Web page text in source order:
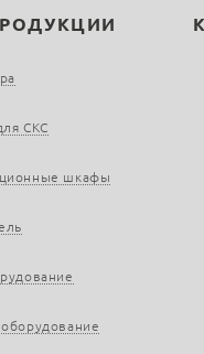
СКС
шкафы